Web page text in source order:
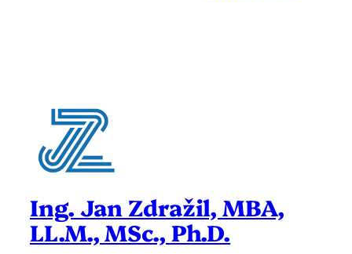
Ing. Jan Zdražil, MBA,
LL.M., MSc., Ph.D.